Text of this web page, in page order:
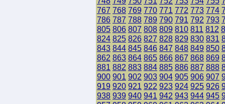
767 768 769 770 771 772 773 774
786 787 788 789 790 791 792 793
805 806 807 808 809 810 811 812
824 825 826 827 828 829 830 831
843 844 845 846 847 848 849 850
862 863 864 865 866 867 868 869
881 882 883 884 885 886 887 888
900 901 902 903 904 905 906 907
919 920 921 922 923 924 925 926
938 939 940 941 942 943 944 945